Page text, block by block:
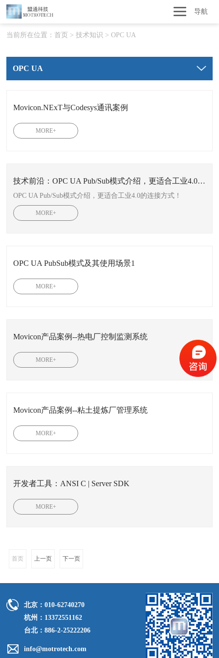
导航
当前所在位置：首页 >技术知识 >OPC UA
OPC UA
Movicon.NExT与Codesys通讯案例
MORE+
技术前沿：OPC UA Pub/Sub模式介绍，更适合工业4.0的连接方式！
OPC UA Pub/Sub模式介绍，更适合工业4.0的连接方式！
MORE+
OPC UA PubSub模式及其使用场景1
MORE+
Movicon产品案例--热电厂控制监测系统
MORE+
Movicon产品案例--粘土提炼厂管理系统
MORE+
开发者工具：ANSI C | Server SDK
MORE+
首页 上一页 下一页
北京：010-62740270
杭州：13372551162
台北：886-2-25222206
info@motrotech.com